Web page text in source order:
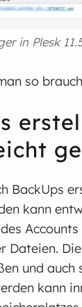
in Plesk
so
BackUps
kann
Dateien.
und auch
kann